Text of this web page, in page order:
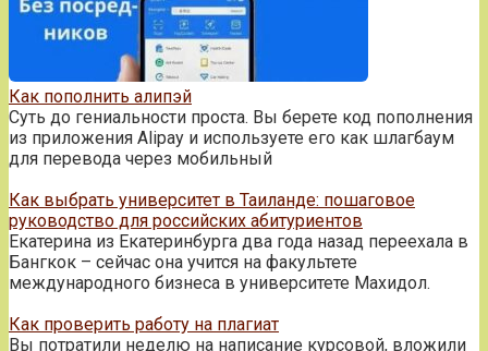
Как пополнить алипэй
Суть до гениальности проста. Вы берете код пополнения
из приложения Alipay и используете его как шлагбаум
для перевода через мобильный
Как выбрать университет в Таиланде: пошаговое
руководство для российских абитуриентов
Екатерина из Екатеринбурга два года назад переехала в
Бангкок – сейчас она учится на факультете
международного бизнеса в университете Махидол.
Как проверить работу на плагиат
Вы потратили неделю на написание курсовой, вложили